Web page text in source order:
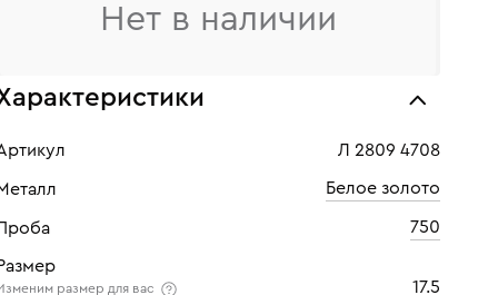
Нет в наличии
Л 2809 4708
Белое золото
750
размер для вас 17.5